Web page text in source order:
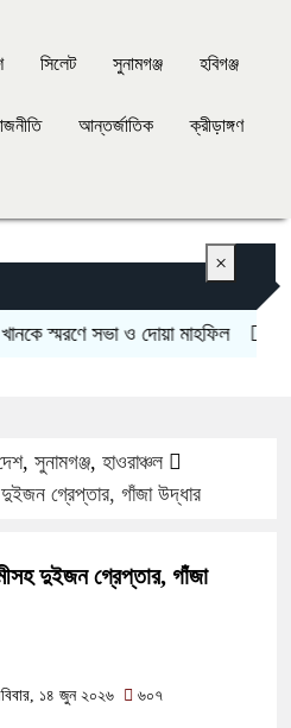
সিলেট সুনামগঞ্জ হবিগঞ্জ
আন্তর্জাতিক ক্রীড়াঙ্গণ
স্মরণে সভা ও দোয়া মাহফিল
১৪৪
×
, সুনামগঞ্জ, হাওরাঞ্চল
দুইজন গ্রেপ্তার, গাঁজা উদ্ধার
দুইজন গ্রেপ্তার, গাঁজা
১৪ জুন ২০২৬ ৬০৭